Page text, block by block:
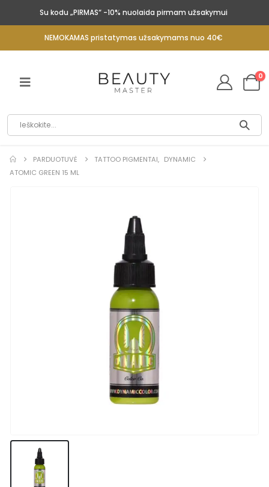
Su kodu „PIRMAS“ -10% nuolaida pirmam užsakymui
NEMOKAMAS pristatymas užsakymams nuo 40€
0
PARDUOTUVĖ TATTOO PIGMENTAI, DYNAMIC
ATOMIC GREEN 15 ML